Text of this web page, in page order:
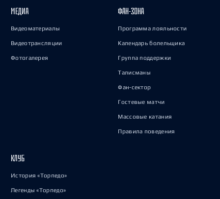
МЕДИА
Видеоматериалы
Видеотрансляции
Фотогалерея
ФАН-ЗОНА
Программа лояльности
Календарь болельщика
Группа поддержки
Талисманы
Фан-сектор
Гостевые матчи
Массовые катания
Правила поведения
КЛУБ
История «Торпедо»
Легенды «Торпедо»